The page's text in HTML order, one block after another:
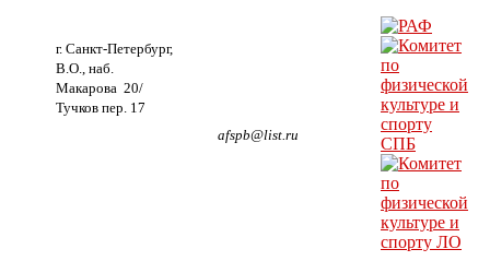
г. Санкт-Петербург,
В.О., наб.
Макарова 20/
Тучков пер. 17
afspb@list.ru